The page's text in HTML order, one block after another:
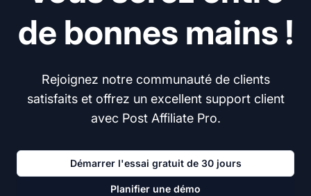
de bonnes mains !
Rejoignez notre communauté de clients
satisfaits et offrez un excellent support client
avec Post Affiliate Pro.
Démarrer l'essai gratuit de 30 jours
Planifier une démo